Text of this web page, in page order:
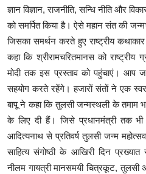
ज्ञान विज्ञान, राजनीति, सन्धि नीति और
को समर्पित किया है। ऐसे महान संत की
जिसका समर्थन करते हुए राष्ट्रीय कथाकार
कहा कि श्रीरामचरितमानस को
मोदी तक इस प्रस्ताव को पहुंचाएं। आप
सहयोग करते रहेंगे। हजारों संतों ने एक
बापू ने कहा कि तुलसी जन्मस्थली के तमाम
के लिए दी हैं। जिसे प्रधानमंत्री तक भी
आदित्यनाथ से प्रतिवर्ष तुलसी जन्म
साहित्य संगोष्ठी के आखिरी दिन प्रख्यात
नीलम गायत्री मानसमयी चित्रकूट, तुलसी